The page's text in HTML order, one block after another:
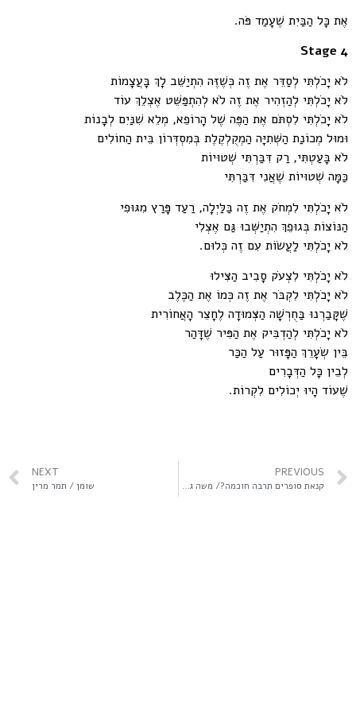
אֶת כָּל הַבַּיִת שֶׁעָמַד פֹּה.
Stage 4
לֹא יָכֹלְתִּי לְסַדֵּר אֶת זֶה כְּשֶׁזֶּה הִתְיַשֵּׁב לָךְ בָּעֲצָמוֹת
לֹא יָכֹלְתִּי לְהַזְהִיר אֶת זֶה לֹא לְהִתְפַּשֵּׁט אֶצְלֵךְ עוֹד
לֹא יָכֹלְתִּי לִסְתֹּם אֶת הַפֶּה שֶׁל הָרוֹפֵא, מְלֵא שִׁנַּיִם לְבָנוֹת
וּמוּל מְכוֹנַת הַשְּׁתִיָּה הַמְקֻלְקֶלֶת בְּמִסְדְּרוֹן בֵּית הַחוֹלִים
לֹא בָּעַטְתִּי, רַק דִּבַּרְתִּי שְׁטוּיוֹת
כַּמָּה שְׁטוּיוֹת שֶׁאֲנִי דִּבַּרְתִּי
לֹא יָכֹלְתִּי לִמְחֹק אֶת זֶה בַּלַּיְלָה, רַעַד פָּרַץ מִגּוּפִי
הַנּוֹצוֹת בְּגוּפֵךְ הִתְיַשְּׁבוּ גַּם אֶצְלִי
לֹא יָכֹלְתִּי לַעֲשׂוֹת עִם זֶה כְּלוּם.
לֹא יָכֹלְתִּי לִצְעֹק סָבִיב הַצִּילוּ
לֹא יָכֹלְתִּי לִקְבֹּר אֶת זֶה כְּמוֹ אֶת הַכֶּלֶב
שֶׁקָּבַרְנוּ בַּחֻרְשָׁה הַצְּמוּדָה לֶחָצֵר הָאֲחוֹרִית
לֹא יָכֹלְתִּי לְהַדְבִּיק אֶת הַפִּיר שֶׁדָּהַר
בֵּין שְׂעָרֵךְ הַפָּזוּר עַל הַכַּר
לְבֵין כָּל הַדְּבָרִים
שֶׁעוֹד הָיוּ יְכוֹלִים לִקְרוֹת.
PREVIOUS
קנאת סופרים תרבה חוכמה?/ משה גרנות
NEXT
שומן / תמר מרין